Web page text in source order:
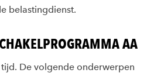
belastingdienst.
AA
De volgende onderwerpen